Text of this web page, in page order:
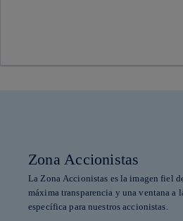
Zona Accionistas
La Zona Accionistas es la imagen fiel
máxima transparencia y una ventana a
específica para nuestros accionistas.